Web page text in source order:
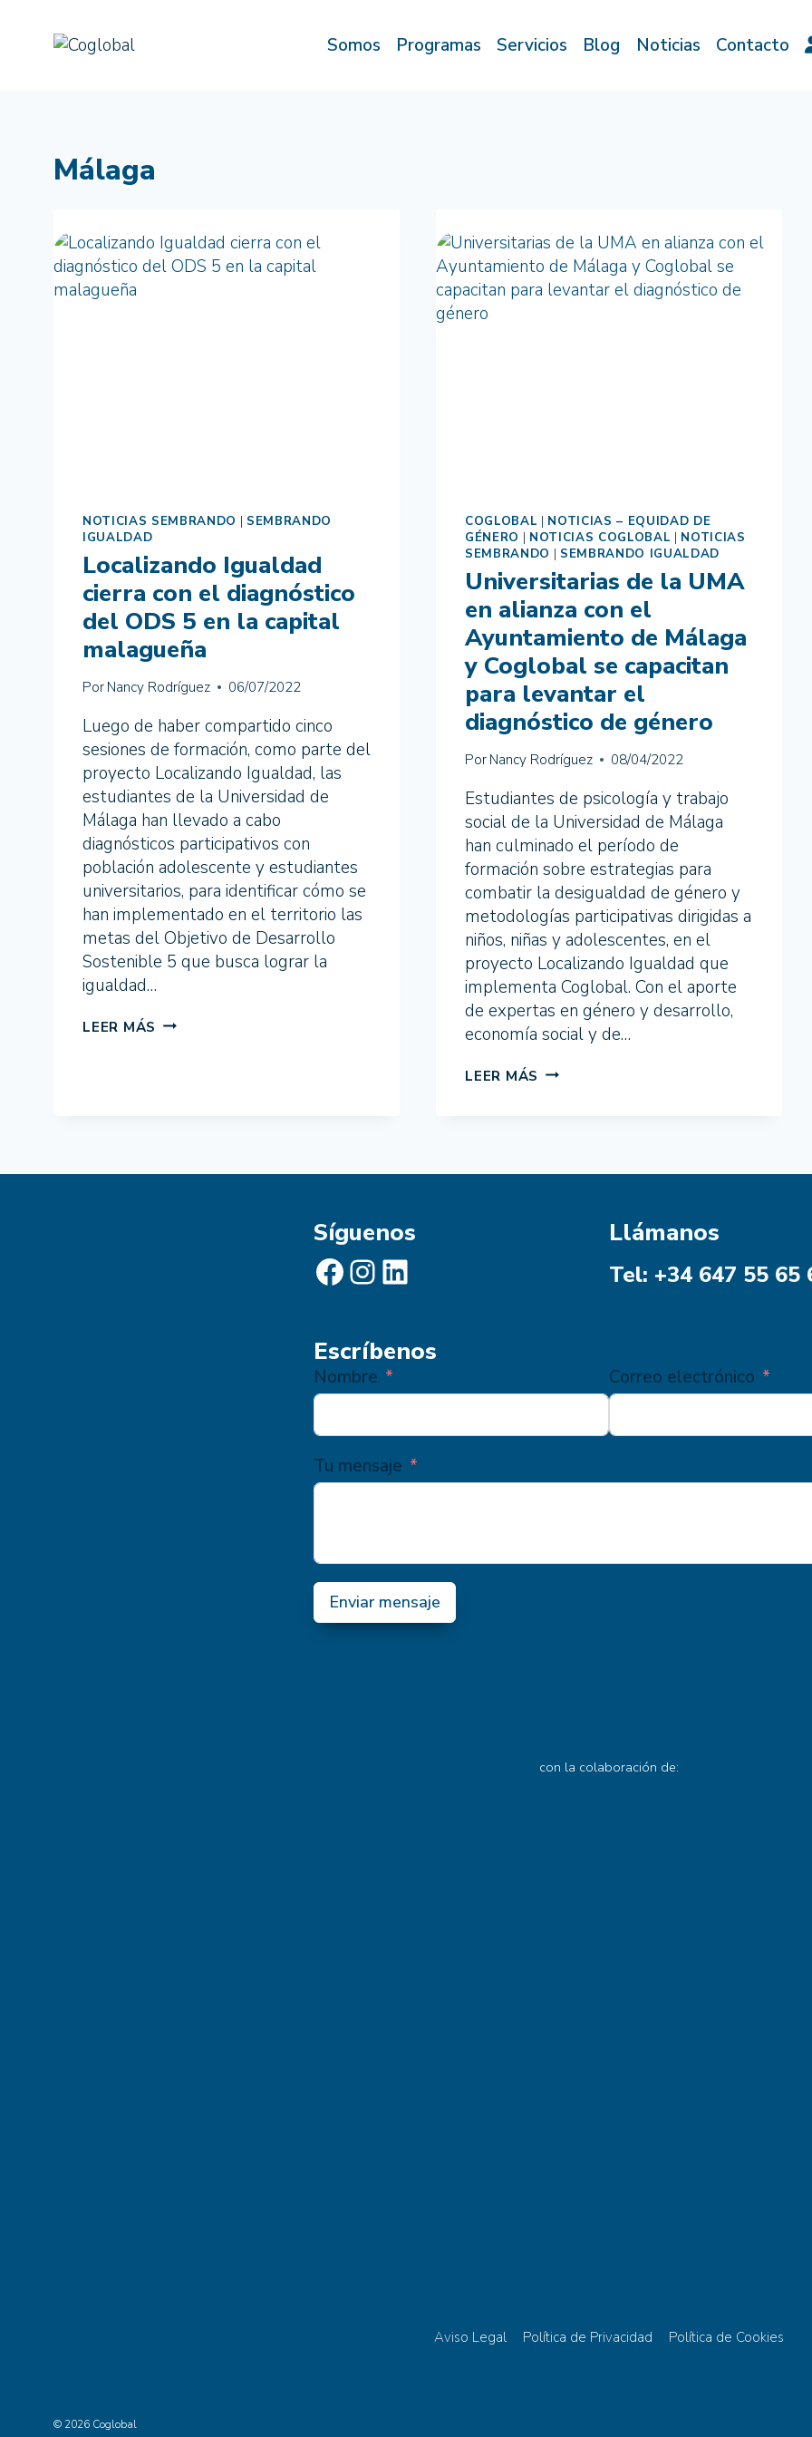
contenido
Somos Programas Servicios Blog Noticias Contacto
Málaga
NOTICIAS SEMBRANDO | SEMBRANDO
IGUALDAD
Localizando Igualdad
cierra con el diagnóstico
del ODS 5 en la capital
malagueña
Por Nancy Rodríguez 06/07/2022
Luego de haber compartido cinco
sesiones de formación, como parte del
proyecto Localizando Igualdad, las
estudiantes de la Universidad de
Málaga han llevado a cabo
diagnósticos participativos con
población adolescente y estudiantes
universitarios, para identificar cómo se
han implementado en el territorio las
metas del Objetivo de Desarrollo
Sostenible 5 que busca lograr la
igualdad…
LEER MÁS LOCALIZANDO
5
COGLOBAL | NOTICIAS – EQUIDAD DE
GÉNERO | NOTICIAS COGLOBAL | NOTICIAS
SEMBRANDO | SEMBRANDO IGUALDAD
Universitarias de la UMA
en alianza con el
Ayuntamiento de Málaga
y Coglobal se capacitan
para levantar el
diagnóstico de género
Por Nancy Rodríguez 08/04/2022
Estudiantes de psicología y trabajo
social de la Universidad de Málaga
han culminado el período de
formación sobre estrategias para
combatir la desigualdad de género y
metodologías participativas dirigidas a
niños, niñas y adolescentes, en el
proyecto Localizando Igualdad que
implementa Coglobal. Con el aporte
de expertas en género y desarrollo,
economía social y de…
LEER MÁS UNIVERSITARIAS
AYUNTAMIENTO
LEVANTAR
EL
DE
Síguenos
Facebook Instagram LinkedIn
Llámanos
Tel: +34 647 55 65
Escríbenos
Nombre Correo electrónico
Tu mensaje
Enviar mensaje
con la colaboración de:
Aviso Legal Política de Privacidad Política de Cookies
© 2026 Coglobal